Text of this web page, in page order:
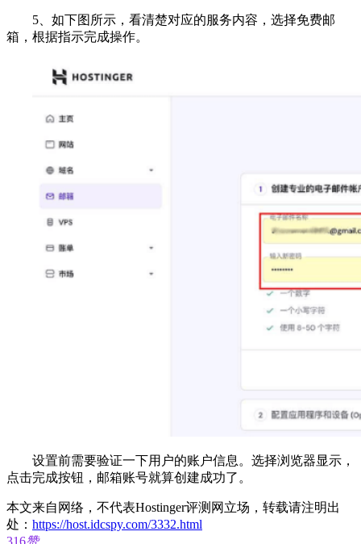
5、如下图所示，看清楚对应的服务内容，选择免费邮
箱，根据指示完成操作。
设置前需要验证一下用户的账户信息。选择浏览器显示，
点击完成按钮，邮箱账号就算创建成功了。
本文来自网络，不代表Hostinger评测网立场，转载请注明出
处： https://host.idcspy.com/3332.html